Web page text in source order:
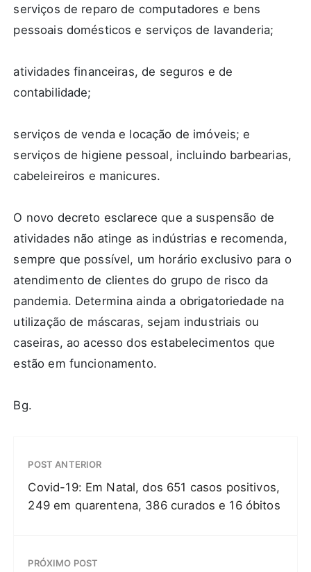
serviços de reparo de computadores e bens
pessoais domésticos e serviços de lavanderia;
atividades financeiras, de seguros e de
contabilidade;
serviços de venda e locação de imóveis; e
serviços de higiene pessoal, incluindo barbearias,
cabeleireiros e manicures.
O novo decreto esclarece que a suspensão de
atividades não atinge as indústrias e recomenda,
sempre que possível, um horário exclusivo para o
atendimento de clientes do grupo de risco da
pandemia. Determina ainda a obrigatoriedade na
utilização de máscaras, sejam industriais ou
caseiras, ao acesso dos estabelecimentos que
estão em funcionamento.
Bg.
POST ANTERIOR
Covid-19: Em Natal, dos 651 casos positivos,
249 em quarentena, 386 curados e 16 óbitos
PRÓXIMO POST